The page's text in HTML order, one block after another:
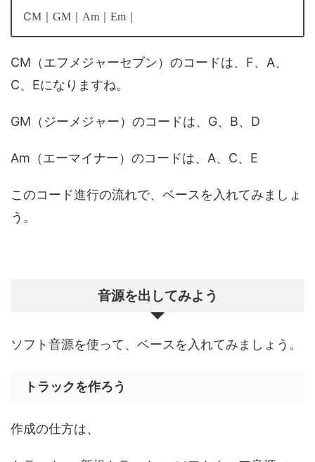
CM｜GM｜Am｜Em｜
CM（エフメジャーセブン）のコードは、F、A、
C、Eになりますね。
GM（ジーメジャー）のコードは、G、B、D
Am（エーマイナー）のコードは、A、C、E
このコード進行の流れで、ベースを入れてみましょ
う。
音源を出してみよう
ソフト音源を使って、ベースを入れてみましょう。
トラックを作ろう
作成の仕方は、